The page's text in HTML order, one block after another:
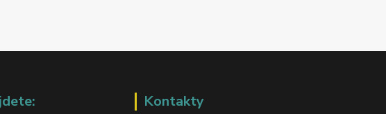
Kontakty